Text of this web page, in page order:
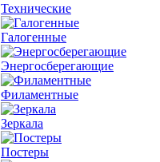
Технические
Галогенные
Энергосберегающие
Филаментные
Зеркала
Постеры